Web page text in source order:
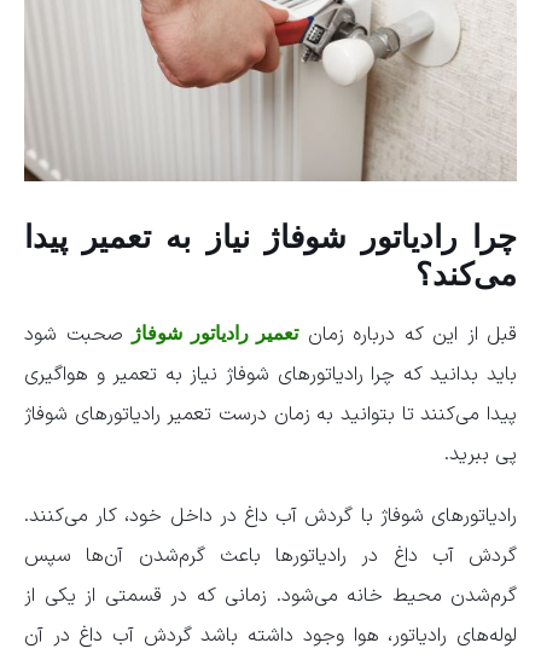
چرا رادیاتور شوفاژ نیاز به تعمیر پیدا
می‌کند؟
قبل از این که درباره زمانتعمیر رادیاتور شوفاژصحبت شود
باید بدانید که چرا رادیاتور‌های شوفاژ نیاز به تعمیر و هواگیری
پیدا می‌کنند تا بتوانید به زمان درست تعمیر رادیاتور‌های شوفاژ
پی ببرید.
رادیاتور‌های شوفاژ با گردش آب داغ در داخل خود، کار می‌کنند.
گردش آب داغ در رادیاتور‌ها باعث گرم‌شدن آن‌ها سپس
گرم‌شدن محیط خانه می‌شود. زمانی که در قسمتی از یکی از
لوله‌های رادیاتور، هوا وجود داشته باشد گردش آب داغ در آن